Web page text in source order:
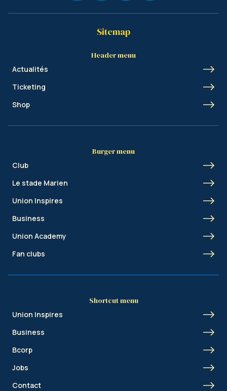
Sitemap
Header menu
Actualités
Ticketing
Shop
Burger menu
Club
Le stade Marien
Union Inspires
Business
Union Academy
Fan clubs
Shortcut menu
Union Inspires
Business
Bcorp
Jobs
Contact